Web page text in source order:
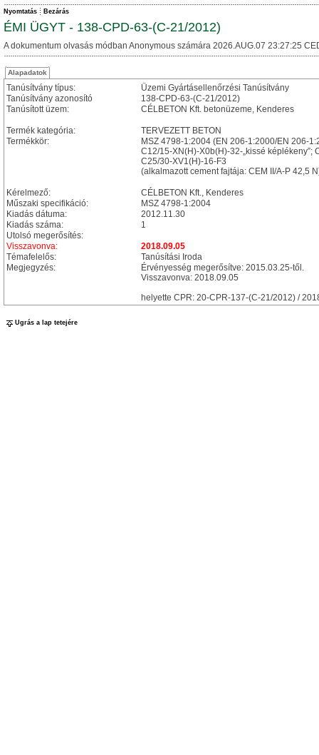
Nyomtatás Bezárás
ÉMI ÜGYT - 138-CPD-63-(C-21/2012)
A dokumentum olvasás módban Anonymous számára 2026.AUG.07 23:27:25
Alapadatok
Tanúsítvány típus:
Üzemi Gyártásellenőrzési Tanúsítvány
Tanúsítvány azonosító
138-CPD-63-(C-21/2012)
Tanúsított üzem:
CÉLBETON Kft. betonüzeme, Kenderes
Termék kategória:
TERVEZETT BETON
Termékkör:
MSZ 4798-1:2004 (EN 206-1:2000/EN 206-
C12/15-XN(H)-X0b(H)-32-„kissé képlékeny”;
C25/30-XV1(H)-16-F3
(alkalmazott cement fajtája: CEM II/A-P 42,5
Kérelmező:
CÉLBETON Kft., Kenderes
Műszaki specifikáció:
MSZ 4798-1:2004
Kiadás dátuma:
2012.11.30
Kiadás száma:
1
Utolsó megerősítés:
Visszavonva:
2018.09.05
Témafelelős:
Tanúsítási Iroda
Megjegyzés:
Érvényesség megerősítve: 2015.03.25-től.
Visszavonva: 2018.09.05
helyette CPR: 20-CPR-137-(C-21/2012) /
Ugrás a lap tetejére